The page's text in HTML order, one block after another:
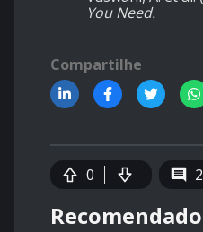
You Need.
Compartilhe
0 2